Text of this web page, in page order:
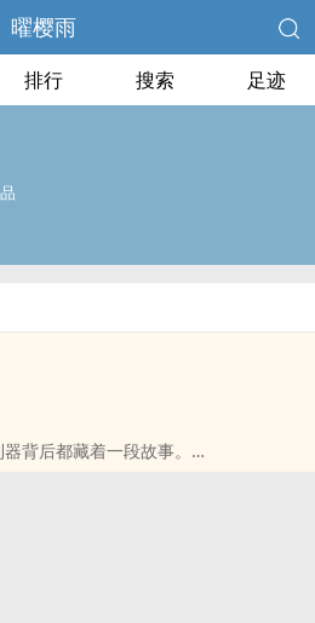
曜樱雨
排行 搜索 足迹
背后都藏着一段故事。